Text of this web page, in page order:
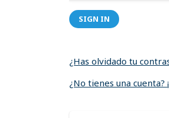
SIGN IN
¿Has olvidado tu
¿No tienes una cuenta?